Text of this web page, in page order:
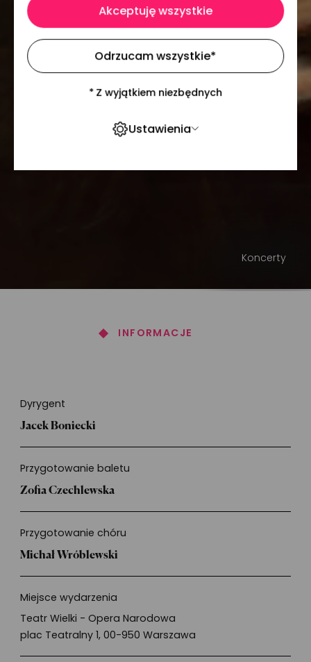
Ustawienia
Odrzucam wszystkie*
Akceptuję wszystkie
* Z wyjątkiem niezbędnych
Koncerty
INFORMACJE
Informacje
Dyrygent
Jacek Boniecki
Przygotowanie baletu
Zofia Czechlewska
Przygotowanie chóru
Michał Wróblewski
Miejsce wydarzenia
Teatr Wielki - Opera Narodowa
plac Teatralny 1, 00-950 Warszawa